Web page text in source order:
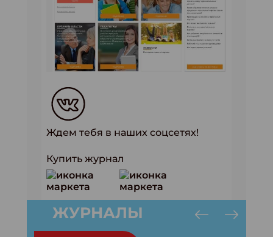
Ждем тебя в наших соцсетях!
Купить журнал
ЖУРНАЛЫ